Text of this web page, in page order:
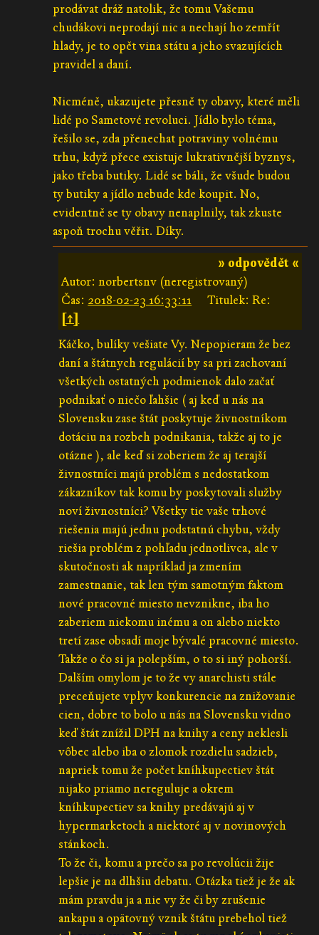
prodávat dráž natolik, že tomu Vašemu
chudákovi neprodají nic a nechají ho zemřít
hlady, je to opět vina státu a jeho svazujících
pravidel a daní.
Nicméně, ukazujete přesně ty obavy, které měli
lidé po Sametové revoluci. Jídlo bylo téma,
řešilo se, zda přenechat potraviny volnému
trhu, když přece existuje lukrativnější byznys,
jako třeba butiky. Lidé se báli, že všude budou
ty butiky a jídlo nebude kde koupit. No,
evidentně se ty obavy nenaplnily, tak zkuste
aspoň trochu věřit. Díky.
» odpovědět «
Autor: norbertsnv (neregistrovaný)
Čas: 2018-02-23 16:33:11
Titulek: Re:
[↑]
Káčko, bulíky vešiate Vy. Nepopieram že bez
daní a štátnych regulácií by sa pri zachovaní
všetkých ostatných podmienok dalo začať
podnikať o niečo ľahšie ( aj keď u nás na
Slovensku zase štát poskytuje živnostníkom
dotáciu na rozbeh podnikania, takže aj to je
otázne ), ale keď si zoberiem že aj terajší
živnostníci majú problém s nedostatkom
zákazníkov tak komu by poskytovali služby
noví živnostníci? Všetky tie vaše trhové
riešenia majú jednu podstatnú chybu, vždy
riešia problém z pohľadu jednotlivca, ale v
skutočnosti ak napríklad ja zmením
zamestnanie, tak len tým samotným faktom
nové pracovné miesto nevznikne, iba ho
zaberiem niekomu inému a on alebo niekto
tretí zase obsadí moje bývalé pracovné miesto.
Takže o čo si ja polepším, o to si iný pohorší.
Dalším omylom je to že vy anarchisti stále
preceňujete vplyv konkurencie na znižovanie
cien, dobre to bolo u nás na Slovensku vidno
keď štát znížil DPH na knihy a ceny neklesli
vôbec alebo iba o zlomok rozdielu sadzieb,
napriek tomu že počet kníhkupectiev štát
nijako priamo nereguluje a okrem
kníhkupectiev sa knihy predávajú aj v
hypermarketoch a niektoré aj v novinových
stánkoch.
To že či, komu a prečo sa po revolúcii žije
lepšie je na dlhšiu debatu. Otázka tiež je že ak
mám pravdu ja a nie vy že či by zrušenie
ankapu a opätovný vznik štátu prebehol tiež